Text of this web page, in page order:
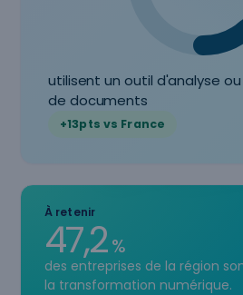
utilisent un outil d'analyse
de documents
+13pts vs France
À retenir
47,2%
des entreprises de la région
la transformation numérique.